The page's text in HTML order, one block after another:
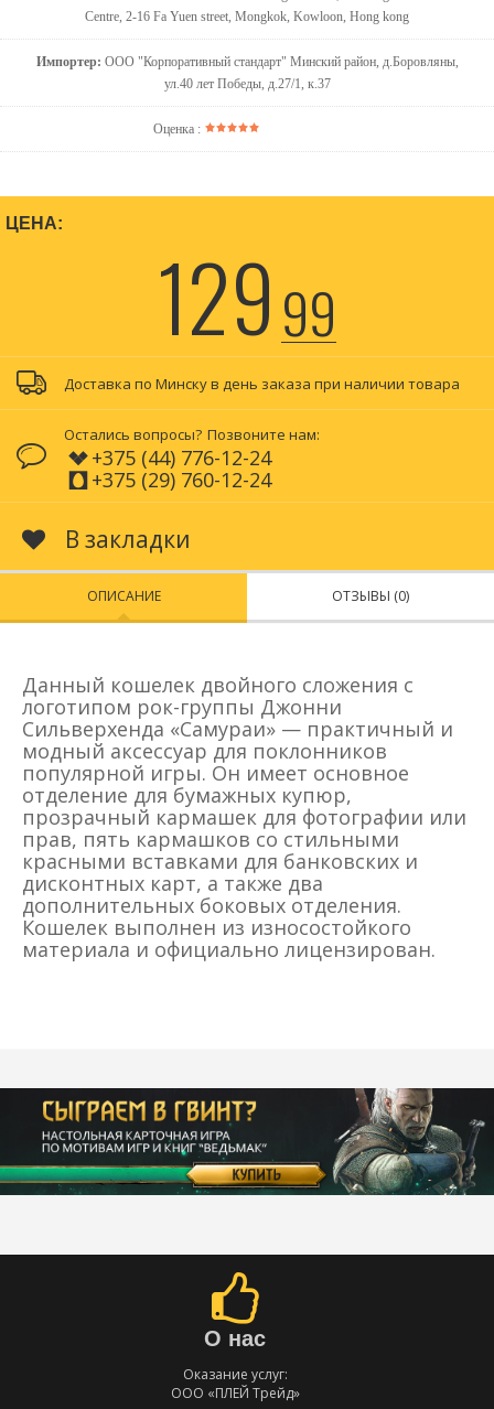
Centre, 2-16 Fa Yuen street, Mongkok, Kowloon, Hong kong
Импортер: ООО "Корпоративный стандарт" Минский район, д.Боровляны,
ул.40 лет Победы, д.27/1, к.37
Оценка :
ЦЕНА:
12999
Доставка по Минску в день заказа при наличии товара
Остались вопросы? Позвоните нам:
+375 (44) 776-12-24
+375 (29) 760-12-24
В закладки
ОПИСАНИЕ ОТЗЫВЫ (0)
Данный кошелек двойного сложения с
логотипом рок-группы Джонни
Сильверхенда «Самураи» — практичный и
модный аксессуар для поклонников
популярной игры. Он имеет основное
отделение для бумажных купюр,
прозрачный кармашек для фотографии или
прав, пять кармашков со стильными
красными вставками для банковских и
дисконтных карт, а также два
дополнительных боковых отделения.
Кошелек выполнен из износостойкого
материала и официально лицензирован.
О нас
Оказание услуг:
ООО «ПЛЕЙ Трейд»